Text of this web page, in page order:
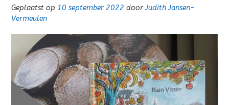
Geplaatst op 10 september 2022 doorJudith Jansen-
Vermeulen